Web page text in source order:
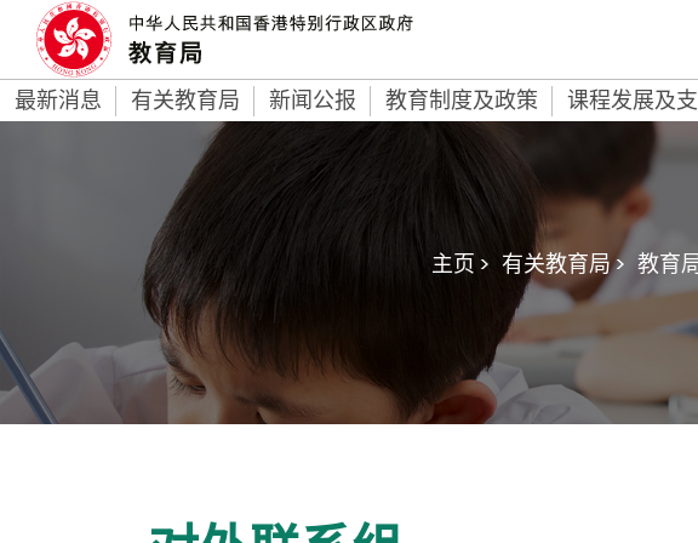
最新消息 有关教育局 新闻公报 教育制度及政策 课程发展及
主页 > 有关教育局 > 教育